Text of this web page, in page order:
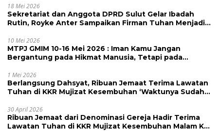
18 Mei 2026
Sekretariat dan Anggota DPRD Sulut Gelar Ibadah
Rutin, Royke Anter Sampaikan Firman Tuhan Menjadi
10 Mei 2026
MTPJ GMIM 10-16 Mei 2026 : Iman Kamu Jangan
Bergantung pada Hikmat Manusia, Tetapi pada
1 Mei 2026
Berlangsung Dahsyat, Ribuan Jemaat Terima Lawatan
Tuhan di KKR Mujizat Kesembuhan ‘Waktunya Sudah
30 April 2026
Ribuan Jemaat dari Denominasi Gereja Hadir Terima
Lawatan Tuhan di KKR Mujizat Kesembuhan Malam Ke